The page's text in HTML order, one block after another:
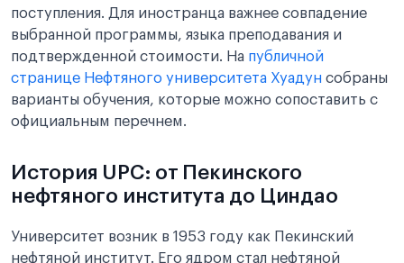
поступления. Для иностранца важнее совпадение
выбранной программы, языка преподавания и
подтвержденной стоимости. На публичной
странице Нефтяного университета Хуадун собраны
варианты обучения, которые можно сопоставить с
официальным перечнем.
История UPC: от Пекинского
нефтяного института до Циндао
Университет возник в 1953 году как Пекинский
нефтяной институт. Его ядром стал нефтяной